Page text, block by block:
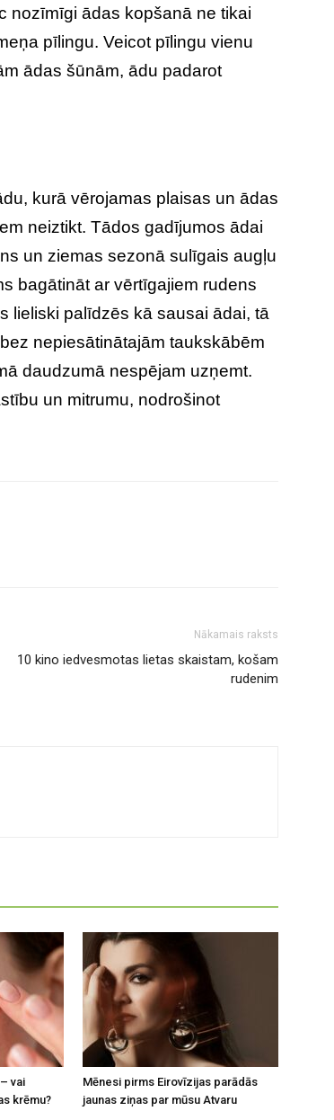
nozīmīgi ādas kopšanā ne tikai
pīlingu. Veicot pīlingu vienu
ādas šūnām, ādu padarot
kurā vērojamas plaisas un ādas
neiztikt. Tādos gadījumos ādai
un ziemas sezonā sulīgais augļu
bagātināt ar vērtīgajiem rudens
lieliski palīdzēs kā sausai ādai, tā
nepiesātinātajām taukskābēm
daudzumā nespējam uzņemt.
un mitrumu, nodrošinot
Nākamais raksts
10 kino iedvesmotas lietas skaistam, košam
rudenim
vai
krēmu?
Mēnesi pirms Eirovīzijas parādās
jaunas ziņas par mūsu Atvaru